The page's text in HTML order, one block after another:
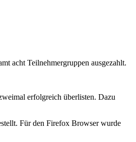
acht Teilnehmergruppen ausgezahlt.
erfolgreich überlisten. Dazu
Für den Firefox Browser wurde